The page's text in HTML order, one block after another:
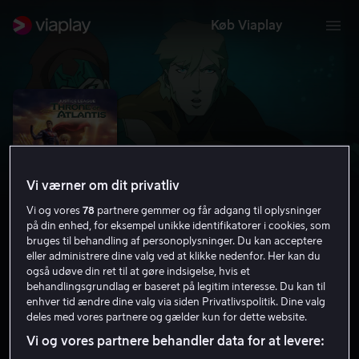
Køb Viaplay
Justice League: Throne of Atlantis
Familiefilm Action 2015 1 t. 8 min
12 år
Vi værner om dit privatliv
Vi og vores78 partnere gemmer og får adgang til oplysninger
på din enhed, for eksempel unikke identifikatorer i cookies, som
bruges til behandling af personoplysninger. Du kan acceptere
eller administrere dine valg ved at klikke nedenfor. Her kan du
også udøve din ret til at gøre indsigelse, hvis et
behandlingsgrundlag er baseret på legitim interesse. Du kan til
enhver tid ændre dine valg via siden Privatlivspolitik. Dine valg
deles med vores partnere og gælder kun for dette website.
Vi og vores partnere behandler data for at levere: